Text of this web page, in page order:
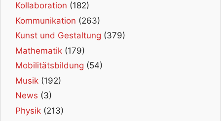
Kollaboration (182)
Kommunikation (263)
Kunst und Gestaltung (379)
Mathematik (179)
Mobilitätsbildung (54)
Musik (192)
News (3)
Physik (213)